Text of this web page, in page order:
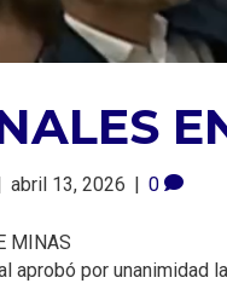
abril 13, 2026 0
MINAS
aprobó por unanimidad